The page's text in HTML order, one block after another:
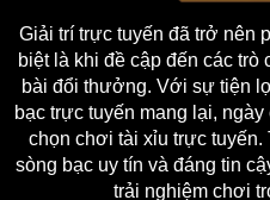
Giải trí trực tuyến đã trở nên
biệt là khi đề cập đến các
bài đổi thưởng. Với sự tiện
bạc trực tuyến mang lại,
chọn chơi tài xỉu trực tuyến.
sòng bạc uy tín và đáng tin
trải nghiệm chơi